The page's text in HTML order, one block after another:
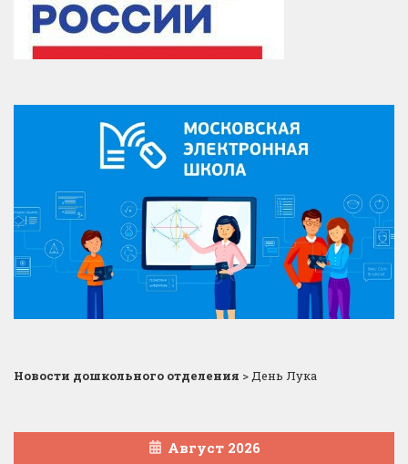
Новости дошкольного отделения >День Лука
Август 2026